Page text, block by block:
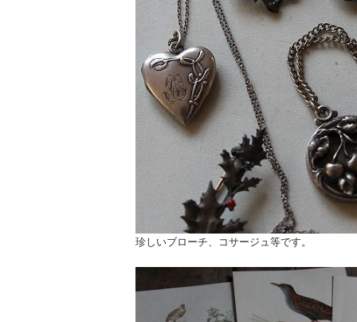
珍しいブローチ、コサージュ等です。